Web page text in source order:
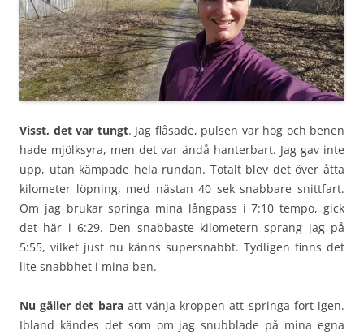
Visst, det var tungt. Jag flåsade, pulsen var hög och benen
hade mjölksyra, men det var ändå hanterbart. Jag gav inte
upp, utan kämpade hela rundan. Totalt blev det över åtta
kilometer löpning, med nästan 40 sek snabbare snittfart.
Om jag brukar springa mina långpass i 7:10 tempo, gick
det här i 6:29. Den snabbaste kilometern sprang jag på
5:55, vilket just nu känns supersnabbt. Tydligen finns det
lite snabbhet i mina ben.
Nu gäller det baraatt vänja kroppen att springa fort igen.
Ibland kändes det som om jag snubblade på mina egna